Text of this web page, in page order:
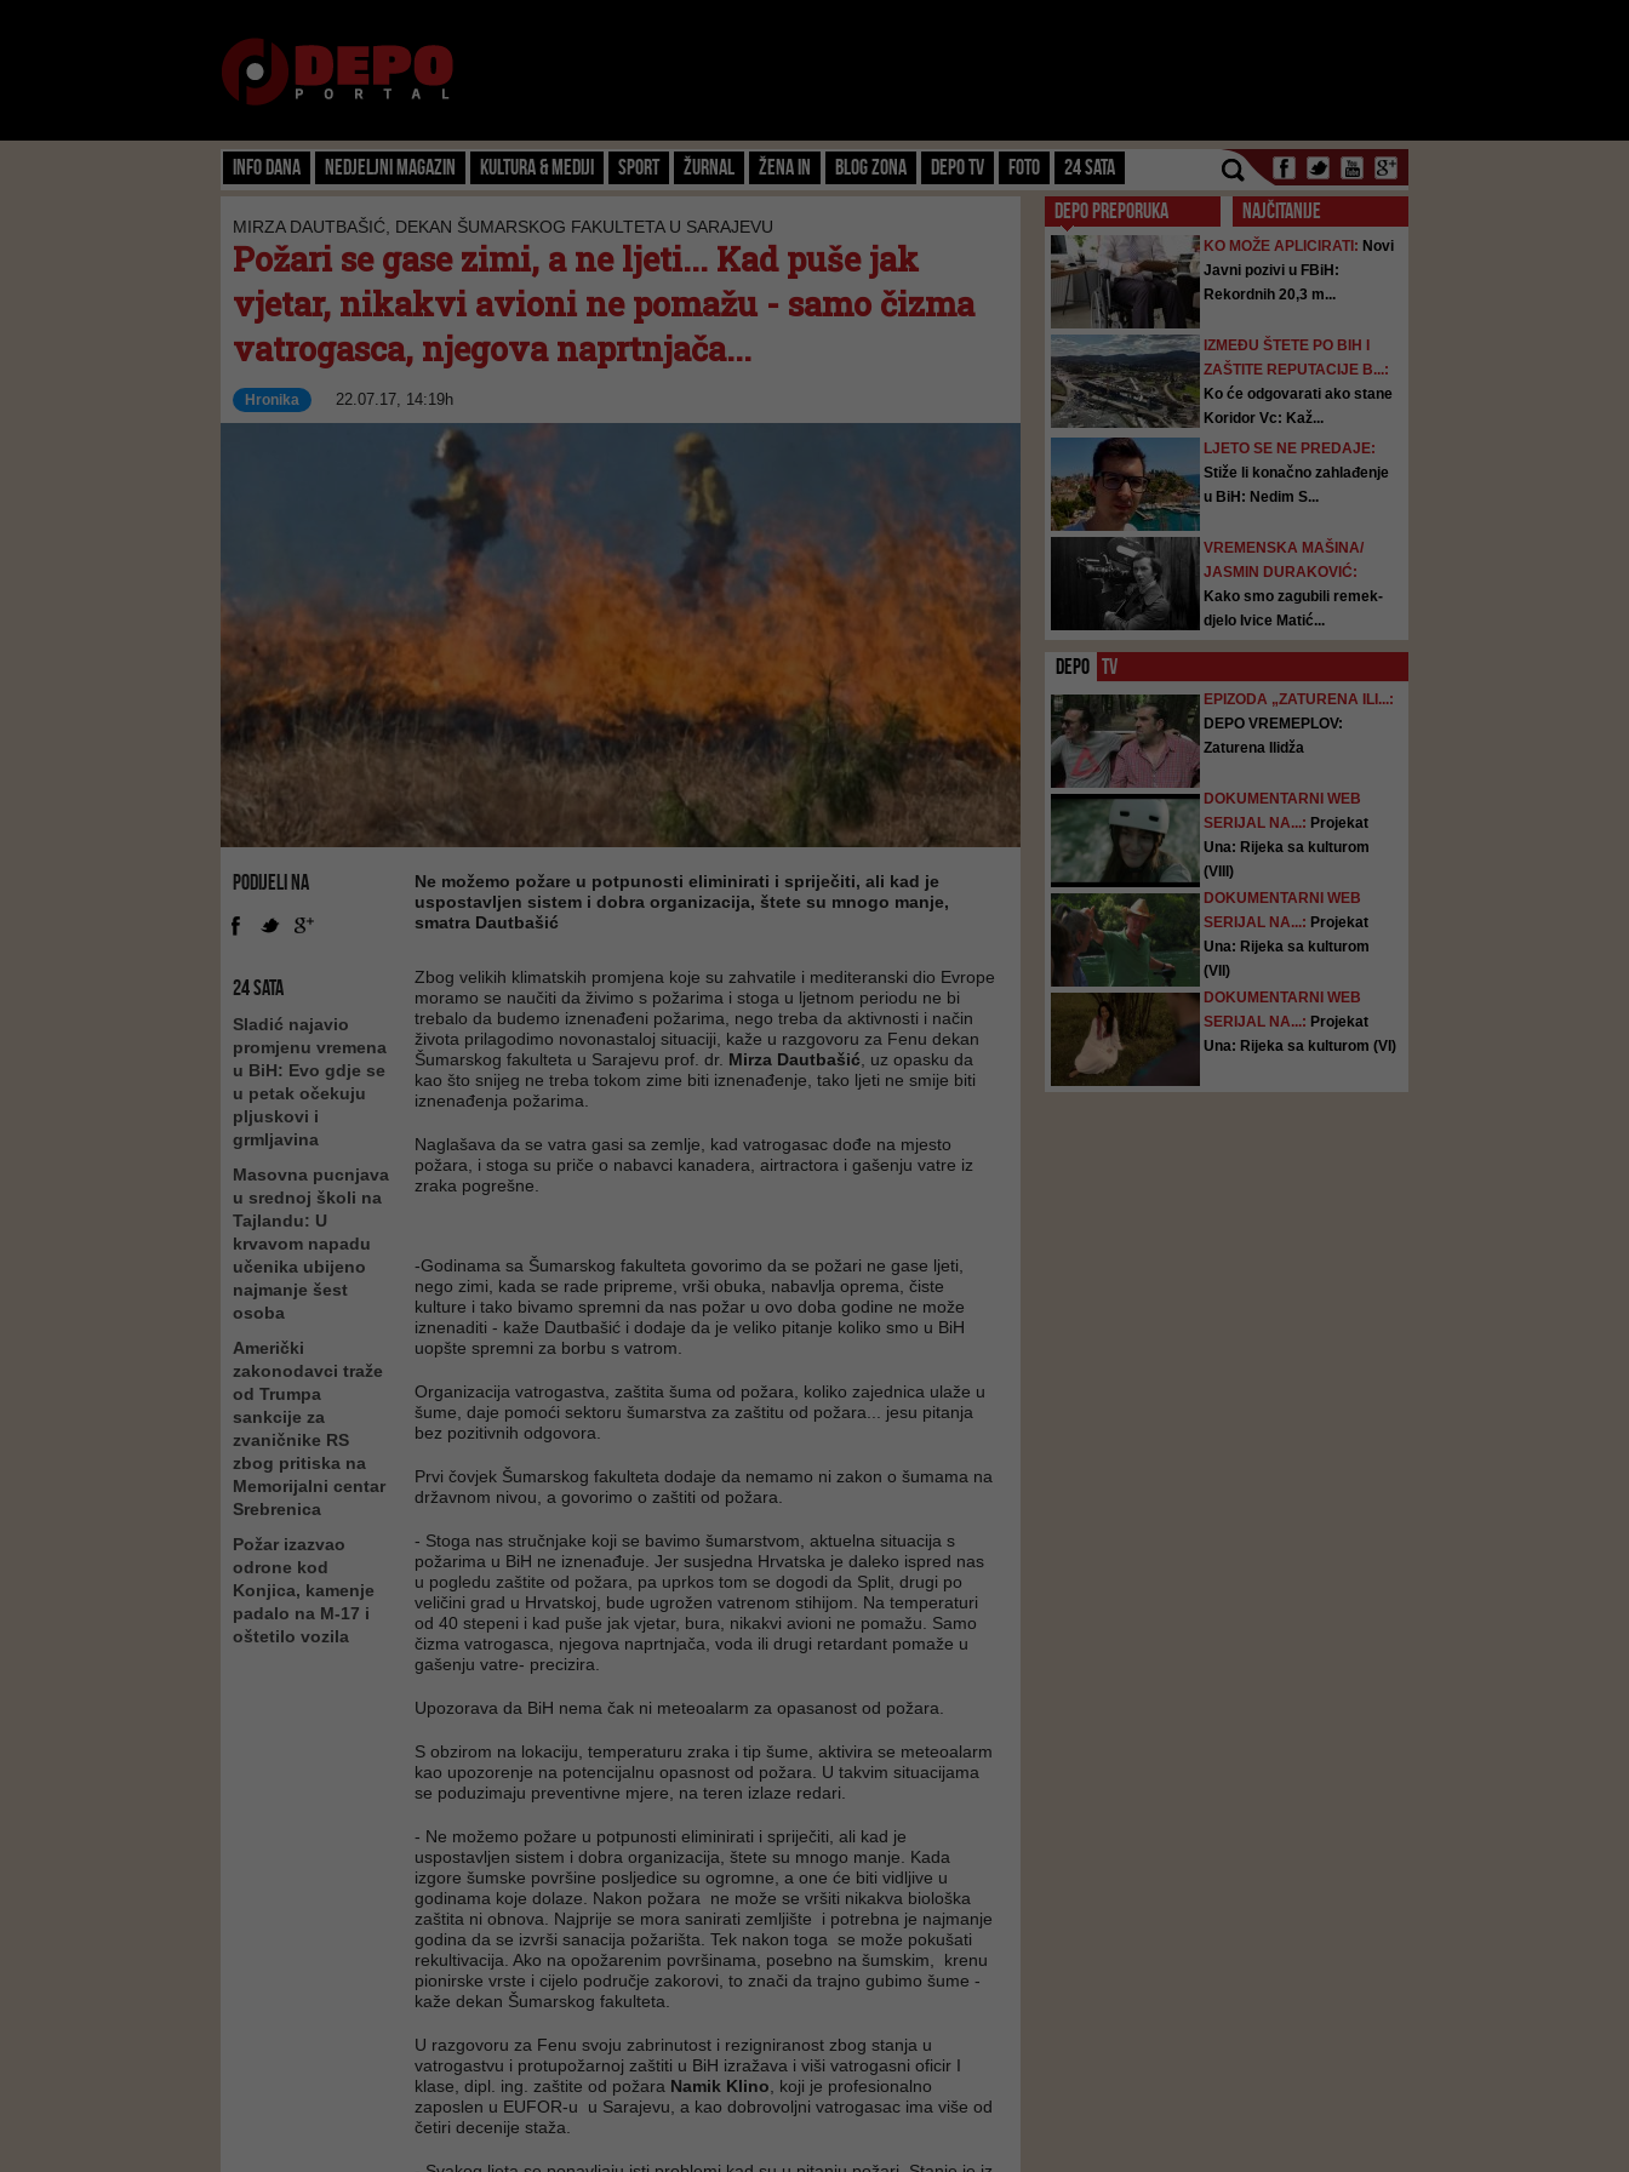
Info dana Nedjeljni magazin Kultura & Mediji Sport Žurnal Žena IN Blog zona Depo TV FOTO 24 SATA
MIRZA DAUTBAŠIĆ, DEKAN ŠUMARSKOG FAKULTETA U SARAJEVU
Požari se gase zimi, a ne ljeti... Kad puše jak
vjetar, nikakvi avioni ne pomažu - samo čizma
vatrogasca, njegova naprtnjača...
Hronika 22.07.17, 14:19h
PODIJELI NA
24 SATA
Sladić najavio
promjenu vremena
u BiH: Evo gdje se
u petak očekuju
pljuskovi i
grmljavina
Masovna pucnjava
u srednoj školi na
Tajlandu: U
krvavom napadu
učenika ubijeno
najmanje šest
osoba
Američki
zakonodavci traže
od Trumpa
sankcije za
zvaničnike RS
zbog pritiska na
Memorijalni centar
Srebrenica
Požar izazvao
odrone kod
Konjica, kamenje
padalo na M-17 i
oštetilo vozila
Ne možemo požare u potpunosti eliminirati i spriječiti, ali kad je
uspostavljen sistem i dobra organizacija, štete su mnogo manje,
smatra Dautbašić
Zbog velikih klimatskih promjena koje su zahvatile i mediteranski dio Evrope
moramo se naučiti da živimo s požarima i stoga u ljetnom periodu ne bi
trebalo da budemo iznenađeni požarima, nego treba da aktivnosti i način
života prilagodimo novonastaloj situaciji, kaže u razgovoru za Fenu dekan
Šumarskog fakulteta u Sarajevu prof. dr. Mirza Dautbašić , uz opasku da
kao što snijeg ne treba tokom zime biti iznenađenje, tako ljeti ne smije biti
iznenađenja požarima.
Naglašava da se vatra gasi sa zemlje, kad vatrogasac dođe na mjesto
požara, i stoga su priče o nabavci kanadera, airtractora i gašenju vatre iz
zraka pogrešne.
-Godinama sa Šumarskog fakulteta govorimo da se požari ne gase ljeti,
nego zimi, kada se rade pripreme, vrši obuka, nabavlja oprema, čiste
kulture i tako bivamo spremni da nas požar u ovo doba godine ne može
iznenaditi - kaže Dautbašić i dodaje da je veliko pitanje koliko smo u BiH
uopšte spremni za borbu s vatrom.
Organizacija vatrogastva, zaštita šuma od požara, koliko zajednica ulaže u
šume, daje pomoći sektoru šumarstva za zaštitu od požara... jesu pitanja
bez pozitivnih odgovora.
Prvi čovjek Šumarskog fakulteta dodaje da nemamo ni zakon o šumama na
državnom nivou, a govorimo o zaštiti od požara.
- Stoga nas stručnjake koji se bavimo šumarstvom, aktuelna situacija s
požarima u BiH ne iznenađuje. Jer susjedna Hrvatska je daleko ispred nas
u pogledu zaštite od požara, pa uprkos tom se dogodi da Split, drugi po
veličini grad u Hrvatskoj, bude ugrožen vatrenom stihijom. Na temperaturi
od 40 stepeni i kad puše jak vjetar, bura, nikakvi avioni ne pomažu. Samo
čizma vatrogasca, njegova naprtnjača, voda ili drugi retardant pomaže u
gašenju vatre- precizira.
Upozorava da BiH nema čak ni meteoalarm za opasanost od požara.
S obzirom na lokaciju, temperaturu zraka i tip šume, aktivira se meteoalarm
kao upozorenje na potencijalnu opasnost od požara. U takvim situacijama
se poduzimaju preventivne mjere, na teren izlaze redari.
- Ne možemo požare u potpunosti eliminirati i spriječiti, ali kad je
uspostavljen sistem i dobra organizacija, štete su mnogo manje. Kada
izgore šumske površine posljedice su ogromne, a one će biti vidljive u
godinama koje dolaze. Nakon požara ne može se vršiti nikakva biološka
zaštita ni obnova. Najprije se mora sanirati zemljište i potrebna je najmanje
godina da se izvrši sanacija požarišta. Tek nakon toga se može pokušati
rekultivacija. Ako na opožarenim površinama, posebno na šumskim, krenu
pionirske vrste i cijelo područje zakorovi, to znači da trajno gubimo šume -
kaže dekan Šumarskog fakulteta.
U razgovoru za Fenu svoju zabrinutost i rezigniranost zbog stanja u
vatrogastvu i protupožarnoj zaštiti u BiH izražava i viši vatrogasni oficir I
klase, dipl. ing. zaštite od požara Namik Klino , koji je profesionalno
zaposlen u EUFOR-u u Sarajevu, a kao dobrovoljni vatrogasac ima više od
četiri decenije staža.
DEPO PREPORUKA NAJČITANIJE
KO MOŽE APLICIRATI: Novi
Javni pozivi u FBiH:
Rekordnih 20,3 m...
IZMEĐU ŠTETE PO BIH I
ZAŠTITE REPUTACIJE B...:
Ko će odgovarati ako stane
Koridor Vc: Kaž...
LJETO SE NE PREDAJE:
Stiže li konačno zahlađenje
u BiH: Nedim S...
VREMENSKA MAŠINA/
JASMIN DURAKOVIĆ:
Kako smo zagubili remek-
djelo Ivice Matić...
DEPO TV
EPIZODA „ZATURENA ILI...:
DEPO VREMEPLOV:
Zaturena Ilidža
DOKUMENTARNI WEB
SERIJAL NA...: Projekat
Una: Rijeka sa kulturom
(VIII)
DOKUMENTARNI WEB
SERIJAL NA...: Projekat
Una: Rijeka sa kulturom
(VII)
DOKUMENTARNI WEB
SERIJAL NA...: Projekat
Una: Rijeka sa kulturom (VI)